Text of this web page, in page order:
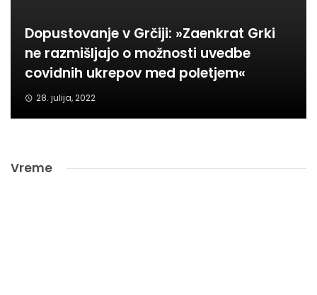
Dopustovanje v Grčiji: »Zaenkrat Grki
ne razmišljajo o možnosti uvedbe
covidnih ukrepov med poletjem«
28. julija, 2022
Vreme